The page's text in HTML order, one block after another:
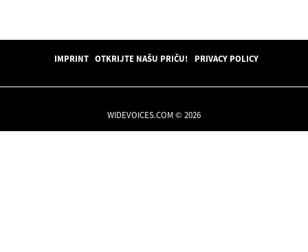
IMPRINT OTKRIJTE NAŠU PRIČU! PRIVACY POLICY
WIDEVOICES.COM © 2026